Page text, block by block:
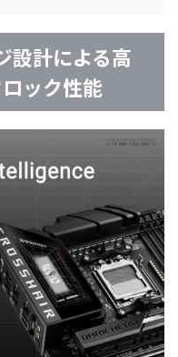
設計による高
ック性能